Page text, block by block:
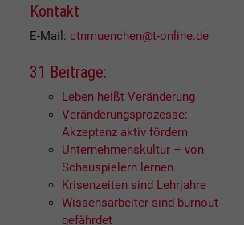
Kontakt
E-Mail: ctnmuenchen@t-online.de
31 Beiträge:
Leben heißt Veränderung
Veränderungsprozesse:
Akzeptanz aktiv fördern
Unternehmenskultur – von
Schauspielern lernen
Krisenzeiten sind Lehrjahre
Wissensarbeiter sind burnout-
gefährdet